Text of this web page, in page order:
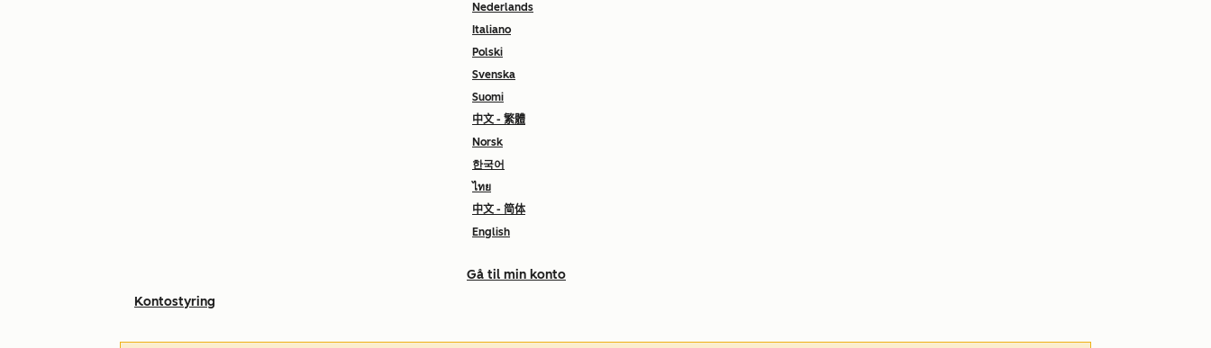
Nederlands
Italiano
Polski
Svenska
Suomi
中文 - 繁體
Norsk
한국어
ไทย
中文 - 简体
English
Gå til min konto
Kontostyring